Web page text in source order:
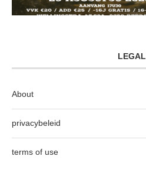
LEGAL
About
privacybeleid
terms of use